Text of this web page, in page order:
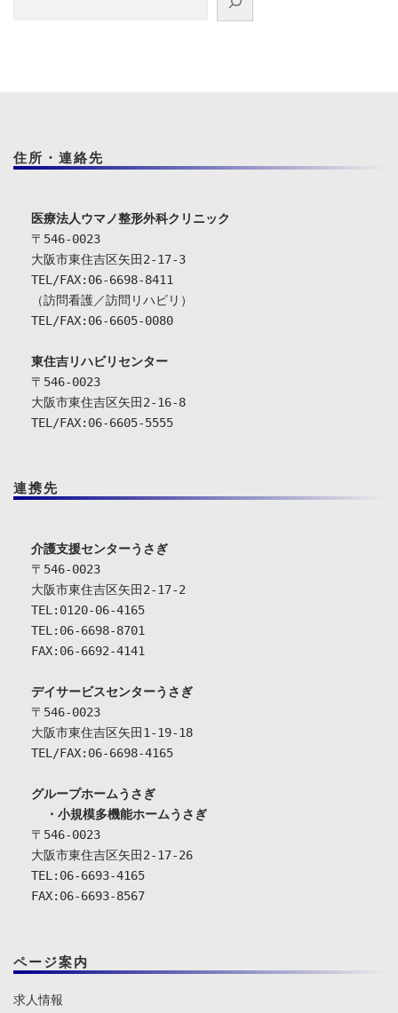
住所・連絡先
〒546-0023
大阪市東住吉区矢田2-17-3
TEL/FAX:06-6698-8411
（訪問看護／訪問リハビリ）
TEL/FAX:06-6605-0080
東住吉リハビリセンター
〒546-0023
大阪市東住吉区矢田2-16-8
TEL/FAX:06-6605-5555
連携先
介護支援センターうさぎ
〒546-0023
大阪市東住吉区矢田2-17-2
TEL:0120-06-4165
TEL:06-6698-8701
FAX:06-6692-4141
デイサービスセンターうさぎ
〒546-0023
大阪市東住吉区矢田1-19-18
TEL/FAX:06-6698-4165
グループホームうさぎ
  ・小規模多機能ホームうさぎ
〒546-0023
大阪市東住吉区矢田2-17-26
TEL:06-6693-4165
FAX:06-6693-8567
ページ案内
求人情報